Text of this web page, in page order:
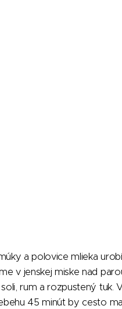
a polovice mlieka
v jenskej miske nad
rum a rozpustený tuk.
45 minút by cesto